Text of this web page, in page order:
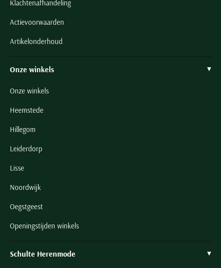
Klachtenafhandeling
Actievoorwaarden
Artikelonderhoud
Onze winkels
Onze winkels
Heemstede
Hillegom
Leiderdorp
Lisse
Noordwijk
Oegstgeest
Openingstijden winkels
Schulte Herenmode